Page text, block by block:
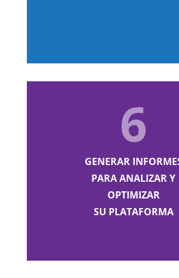
6
GENERAR
PARA ANALIZAR Y
OPTIMIZAR
SU PLATAFORMA